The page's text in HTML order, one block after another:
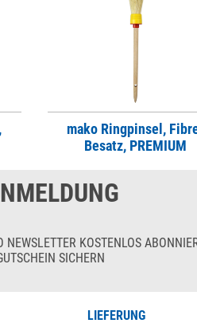
mako Ringpinsel,
Besatz, PREMIUM
NEWSLETTER KOSTENLOS
SICHERN
LIEFERUNG